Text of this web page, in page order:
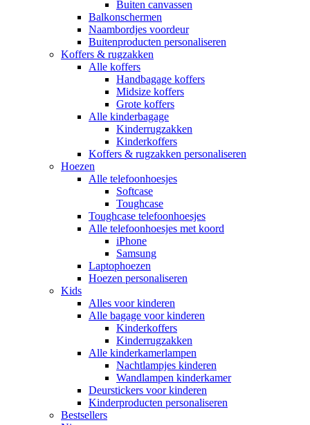
Buiten canvassen
Balkonschermen
Naambordjes voordeur
Buitenproducten personaliseren
Koffers & rugzakken
Alle koffers
Handbagage koffers
Midsize koffers
Grote koffers
Alle kinderbagage
Kinderrugzakken
Kinderkoffers
Koffers & rugzakken personaliseren
Hoezen
Alle telefoonhoesjes
Softcase
Toughcase
Toughcase telefoonhoesjes
Alle telefoonhoesjes met koord
iPhone
Samsung
Laptophoezen
Hoezen personaliseren
Kids
Alles voor kinderen
Alle bagage voor kinderen
Kinderkoffers
Kinderrugzakken
Alle kinderkamerlampen
Nachtlampjes kinderen
Wandlampen kinderkamer
Deurstickers voor kinderen
Kinderproducten personaliseren
Bestsellers